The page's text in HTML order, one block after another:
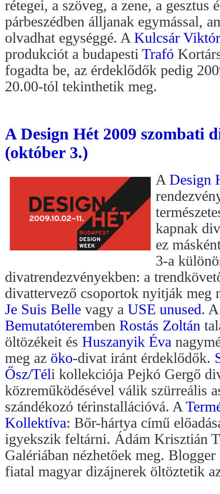
rétegei, a szöveg, a zene, a gesztus
párbeszédben álljanak egymással,
olvadhat egységgé. A Kulcsár
produkciót a budapesti Trafó
fogadta be, az érdeklődők pedig
20.00-tól tekinthetik meg.
A Design Hét 2009 szombati
(október 3.)
A Design
kapnak
ez
3-a
divatrendezvényekben: a
divattervező csoportok nyitják meg
Je Suis Belle vagy a USE unused.
Bemutatóteremben Rostás Zoltán
öltözékeit és Huszanyik Éva
meg az öko-divat iránt érdeklődők.
Ősz/Téli kollekciója Pejkó Gergő
közreműködésével válik szürreális
szándékozó térinstallációvá. A
Kollektíva: Bőr-hártya című
igyekszik feltárni. Ádám Krisztián
Galériában nézhetőek meg.
fiatal magyar dizájnerek öltöztetik